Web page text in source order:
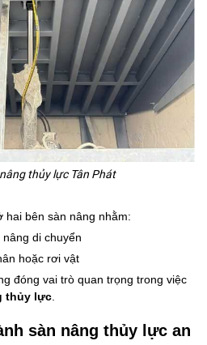
thủy lực Tân Phát
hai bên sàn nâng nhằm:
di chuyển
hoặc rơi vật
đóng vai trò quan trọng trong việc
thủy lực
sàn nâng thủy lực an